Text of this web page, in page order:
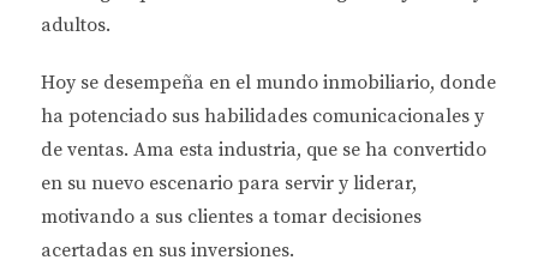
pueden dejar fuera a muchos freelancers. Por otro
flexible.
Ventajas de las Fintechs
Proceso de solicitud más rápido.
Menos requisitos documentales.
Tasas de interés competitivas.
Opciones personalizadas según tu perfil
adultos.
Hoy se desempeña en el mundo inmobiliario, donde
ha potenciado sus habilidades comunicacionales y
de ventas. Ama esta industria, que se ha convertido
en su nuevo escenario para servir y liderar,
motivando a sus clientes a tomar decisiones
acertadas en sus inversiones.